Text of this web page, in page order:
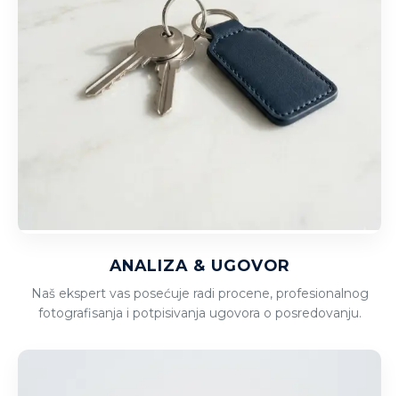
ANALIZA & UGOVOR
Naš ekspert vas posećuje radi procene, profesionalnog
fotografisanja i potpisivanja ugovora o posredovanju.